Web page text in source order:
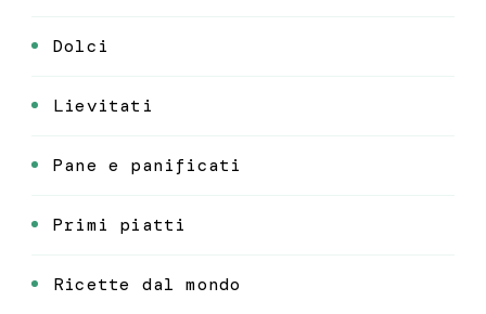
Dolci
Lievitati
Pane e panificati
Primi piatti
Ricette dal mondo